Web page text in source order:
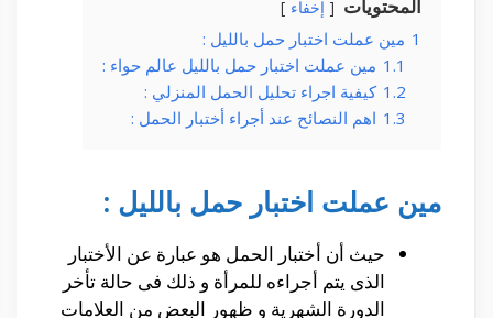
المحتويات إخفاء
1 مين عملت اختبار حمل بالليل :
1.1 مين عملت اختبار حمل بالليل عالم حواء :
1.2 كيفية اجراء تحليل الحمل المنزلي :
1.3 اهم النصائح عند أجراء أختبار الحمل :
مين عملت اختبار حمل بالليل :
حيث أن أختبار الحمل هو عبارة عن الأختبار
الذى يتم أجراءه للمرأة و ذلك فى حالة تأخر
الدورة الشهرية و ظهور البعض من العلامات